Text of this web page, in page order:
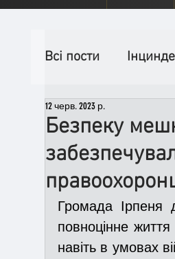
Всі пости
День народження
Спільні заходи
Медицина
Безпеку
12 черв. 2023 р.
Громада Ірпеня
повноцінне життя
навіть в умовах